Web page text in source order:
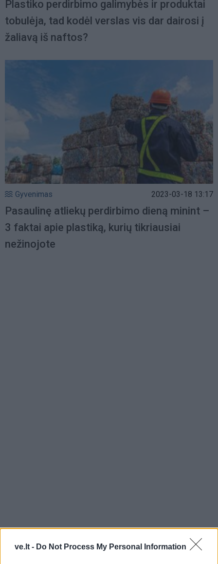
ve.lt - Do Not Process My Personal Information
Plastiko perdirbimo galimybės ir produktai
tobulėja, tad kodėl verslas vis dar dairosi į
žaliavą iš naftos?
Gyvenimas 2023-03-18 13:17
Pasaulinę atliekų perdirbimo dieną minint –
3 faktai apie plastiką, kurių tikriausiai
nežinojote